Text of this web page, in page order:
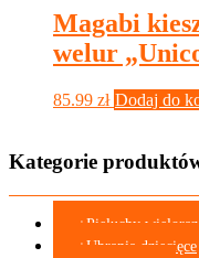
Magabi
welur
85.99 zł Dodaj do
Kategorie
+ Pieluchy
+ Ubrania dziecięce